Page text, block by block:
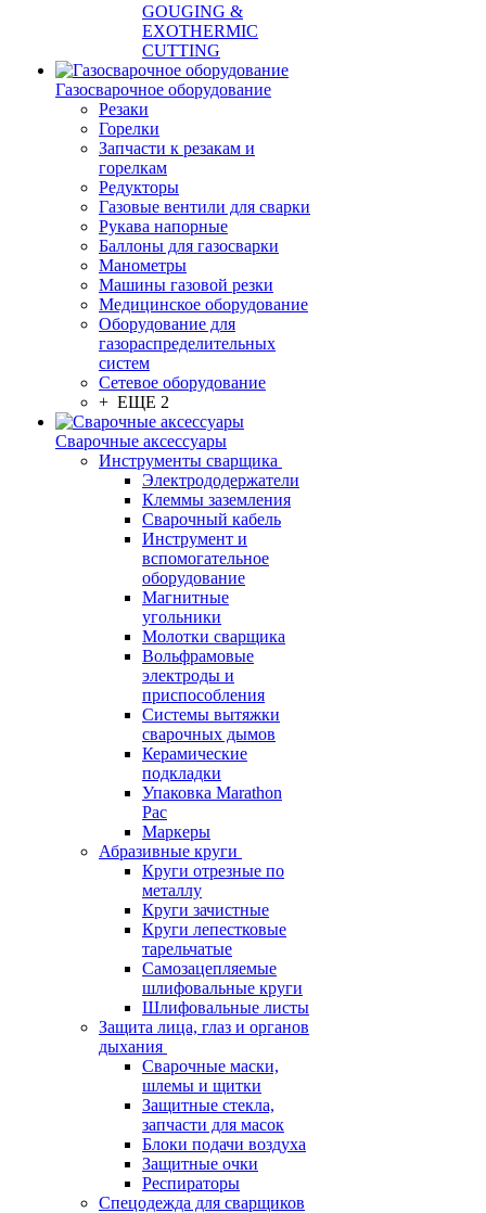
GOUGING &
EXOTHERMIC
CUTTING
Газосварочное оборудование
Резаки
Горелки
Запчасти к резакам и
горелкам
Редукторы
Газовые вентили для сварки
Рукава напорные
Баллоны для газосварки
Манометры
Машины газовой резки
Медицинское оборудование
Оборудование для
газораспределительных
систем
Сетевое оборудование
+ ЕЩЕ 2
Сварочные аксессуары
Инструменты сварщика
Электрододержатели
Клеммы заземления
Сварочный кабель
Инструмент и
вспомогательное
оборудование
Магнитные
угольники
Молотки сварщика
Вольфрамовые
электроды и
приспособления
Системы вытяжки
сварочных дымов
Керамические
подкладки
Упаковка Marathon
Pac
Маркеры
Абразивные круги
Круги отрезные по
металлу
Круги зачистные
Круги лепестковые
тарельчатые
Самозацепляемые
шлифовальные круги
Шлифовальные листы
Защита лица, глаз и органов
дыхания
Сварочные маски,
шлемы и щитки
Защитные стекла,
запчасти для масок
Блоки подачи воздуха
Защитные очки
Респираторы
Спецодежда для сварщиков